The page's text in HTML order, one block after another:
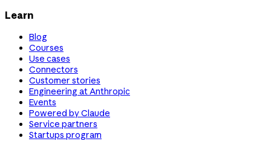
Learn
Blog
Courses
Use cases
Connectors
Customer stories
Engineering at Anthropic
Events
Powered by Claude
Service partners
Startups program